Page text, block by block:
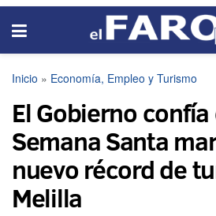
Inicio » Economía, Empleo y Turismo
El Gobierno
Semana Santa
nuevo récord de
Melilla